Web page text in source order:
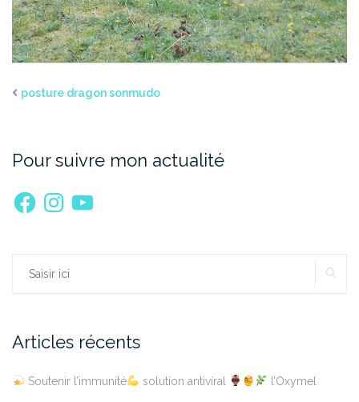
posture dragon sonmudo
Pour suivre mon actualité
FacebookInstagramYouTube
Rechercher :
Articles récents
Soutenir l’immunité solution antiviral l’Oxymel